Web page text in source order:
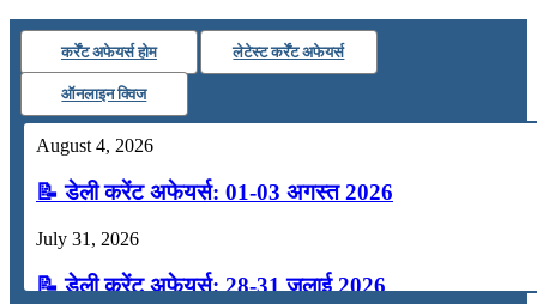
कर्रेंट अफेयर्स होम लेटेस्ट कर्रेंट अफेयर्स
ऑनलाइन क्विज
August 4, 2026
📝 डेली करेंट अफेयर्स: 01-03 अगस्त 2026
July 31, 2026
📝 डेली करेंट अफेयर्स: 28-31 जुलाई 2026